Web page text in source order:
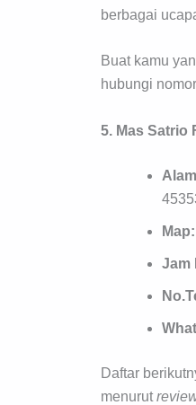
berbagai
Buat kamu
hubungi
5. Mas Satrio
Map:
Jam
Daftar
menurut